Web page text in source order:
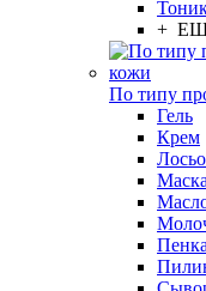
+
По типу
Гель
Крем
Маска
Пенка